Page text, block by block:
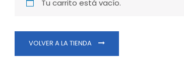
Tu carrito está vacío.
VOLVER A LA TIENDA